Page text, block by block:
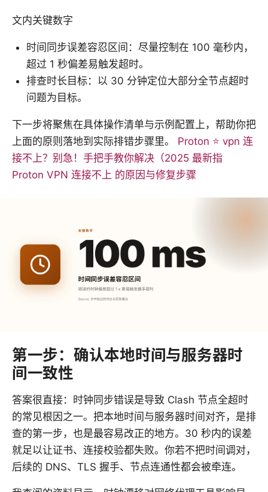
文内关键数字
时间同步误差容忍区间：尽量控制在 100 毫秒内，
超过 1 秒偏差易触发超时。
排查时长目标：以 30 分钟定位大部分全节点超时
问题为目标。
下一步将聚焦在具体操作清单与示例配置上，帮助你把
上面的原则落地到实际排错步骤里。 Proton ⭐ vpn 连
接不上？别急！手把手教你解决（2025 最新指
Proton VPN 连接不上 的原因与修复步骤
第一步：确认本地时间与服务器时
间一致性
答案很直接：时钟同步错误是导致 Clash 节点全超时
的常见根因之一。把本地时间与服务器时间对齐，是排
查的第一步，也是最容易改正的地方。30 秒内的误差
就足以让证书、连接校验都失败。你若不把时间调对，
后续的 DNS、TLS 握手、节点连通性都会被牵连。